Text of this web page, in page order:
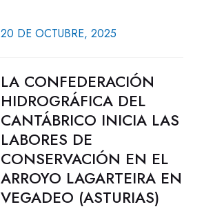
20 DE OCTUBRE, 2025
LA CONFEDERACIÓN
HIDROGRÁFICA DEL
CANTÁBRICO INICIA LAS
LABORES DE
CONSERVACIÓN EN EL
ARROYO LAGARTEIRA EN
VEGADEO (ASTURIAS)